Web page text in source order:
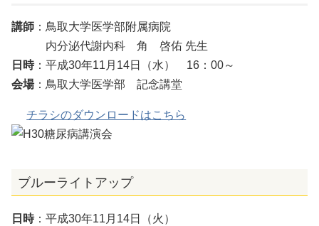
講師 ：鳥取大学医学部附属病院
内分泌代謝内科 角 啓佑 先生
日時：平成30年11月14日（水） 16：00～
会場：鳥取大学医学部 記念講堂
チラシのダウンロードはこちら
ブルーライトアップ
日時：平成30年11月14日（火）